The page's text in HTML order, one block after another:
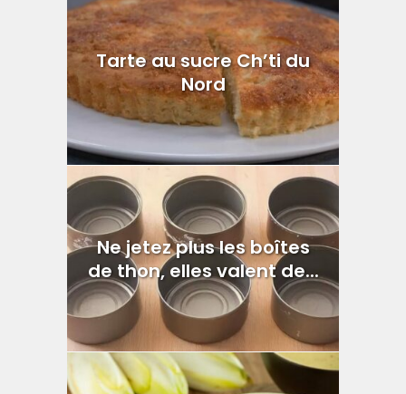
Tarte au sucre Ch’ti du
Nord
Ne jetez plus les boîtes
de thon, elles valent de...